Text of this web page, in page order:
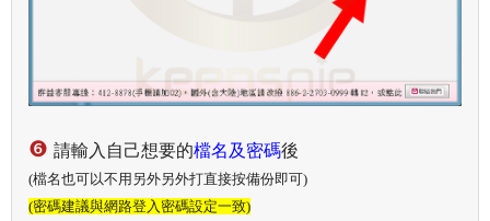
❻ 請輸入自己想要的檔名及密碼後
(檔名也可以不用另外另外打直接按備份即可)
(密碼建議與網路登入密碼設定一致)